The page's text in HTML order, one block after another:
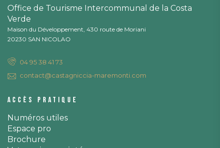
Office de Tourisme Intercommunal de la Costa
Verde
Maison du Développement, 430 route de Moriani
20230 SAN NICOLAO
04 95 38 41 73
contact@castagniccia-maremonti.com
Accès pratique
Numéros utiles
Espace pro
Brochure